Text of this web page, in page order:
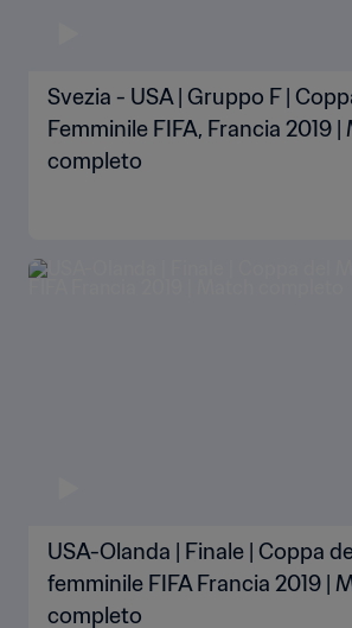
Svezia - USA | Gruppo F |
Femminile FIFA, Francia 2019
completo
USA-Olanda | Finale | Coppa
femminile FIFA Francia 2019 |
completo